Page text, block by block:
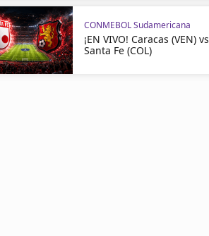
CONMEBOL Sudamericana
¡EN VIVO! Caracas (VEN) vs
Santa Fe (COL)